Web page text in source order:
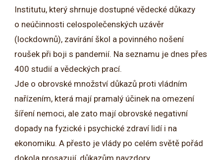
Institutu, který shrnuje dostupné vědecké důkazy
o neúčinnosti celospolečenských uzávěr
(lockdownů), zavírání škol a povinného nošení
roušek při boji s pandemií. Na seznamu je dnes přes
400 studií a vědeckých prací.
Jde o obrovské množství důkazů proti vládním
nařízením, která mají pramalý účinek na omezení
šíření nemoci, ale zato mají obrovské negativní
dopady na fyzické i psychické zdraví lidí i na
ekonomiku. A přesto je vlády po celém světě pořád
dokola prosazují, důkazům navzdory.